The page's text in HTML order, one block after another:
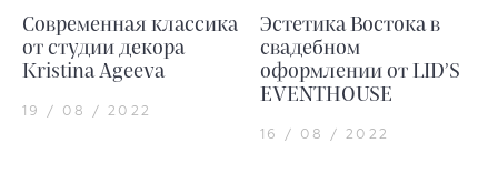
Современная классика
от студии декора
Kristina Ageeva
19 / 08 / 2022
Эстетика Востока в
свадебном
оформлении от LID’S
EVENTHOUSE
16 / 08 / 2022